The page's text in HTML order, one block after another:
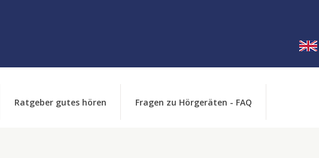
Ratgeber gutes hören Fragen zu Hörgeräten - FAQ